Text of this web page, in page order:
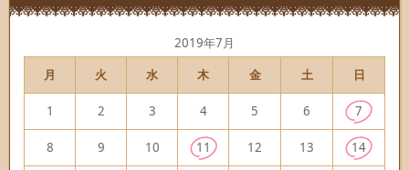
2019年7月
月
火 水 木 金 土 日
1 2 3 4 5 6 7
8 9 10 11 12 13 14